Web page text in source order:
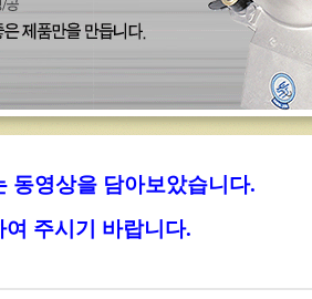
동영상을 담아보았습니다.
기 바랍니다.